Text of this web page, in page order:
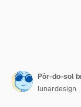
Pôr-do-sol
lunardesign